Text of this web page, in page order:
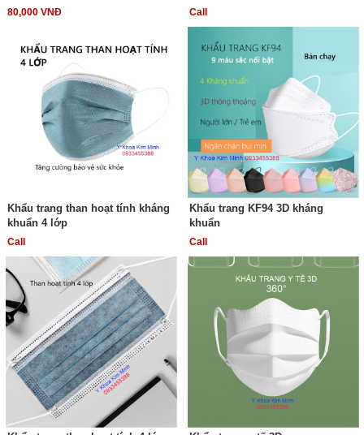
80,000 VNĐ Call
Khẩu trang than hoạt tính kháng
khuẩn 4 lớp
Call
Khẩu trang KF94 3D kháng
khuẩn
Call